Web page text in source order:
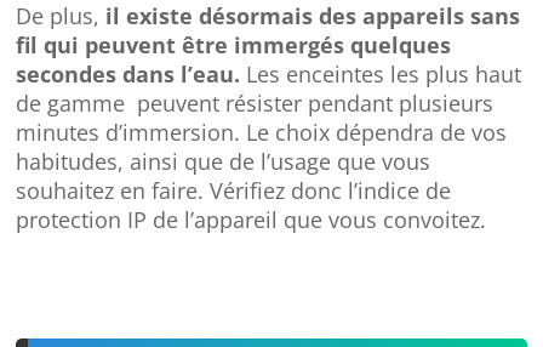
De plus, il existe désormais des appareils sans
fil qui peuvent être immergés quelques
secondes dans l’eau. Les enceintes les plus haut
de gamme peuvent résister pendant plusieurs
minutes d’immersion. Le choix dépendra de vos
habitudes, ainsi que de l’usage que vous
souhaitez en faire. Vérifiez donc l’indice de
protection IP de l’appareil que vous convoitez.